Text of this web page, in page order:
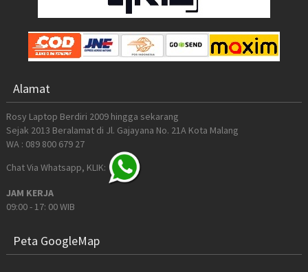
Alamat
Rosy Laptop Berdiri 2009 hingga sekarang
Sejak 2013 Beralamat di Jl. Gajayana No. 21A Kota Malang
WA : 089 800 679 27
Chat Via Whatsapp, KLIK:
JAM KERJA
09:00 - 17: 00 WIB
Peta GoogleMap